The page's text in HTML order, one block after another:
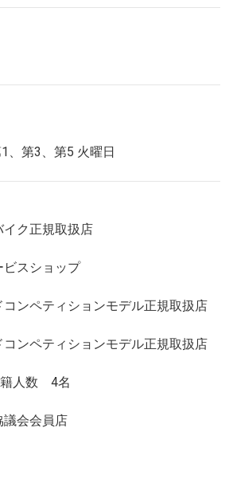
、第3、第5 火曜日
イク正規取扱店
ビスショップ
コンペティションモデル正規取扱店
コンペティションモデル正規取扱店
籍人数 4名
議会会員店